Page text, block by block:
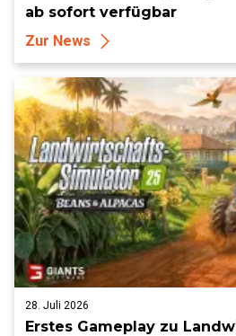
ab sofort verfügbar
Zur News
28. Juli 2026
Erstes Gameplay zu